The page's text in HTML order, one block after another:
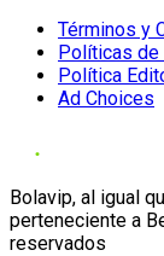
Términos y
Políticas de
Política
Ad Choices
Bolavip, al igual
perteneciente a
reservados